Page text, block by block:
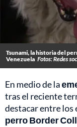
Tsunami, la historia del
Venezuela Fotos: Redes
En medio de la
tras el reciente
destacar entre los
perro Border